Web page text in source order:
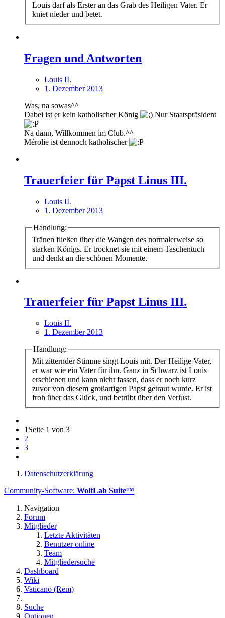
Louis darf als Erster an das Grab des Heiligen Vater. Er
kniet nieder und betet.
Fragen und Antworten
Louis II.
1. Dezember 2013
Was, na sowas^^
Dabei ist er kein katholischer König
Nur Staatspräsident
Na dann, Willkommen im Club.^^
Mérolie ist dennoch katholischer
Trauerfeier für Papst Linus III.
Louis II.
1. Dezember 2013
Handlung:
Tränen fließen über die Wangen des normalerweise so
starken Königs. Er trocknet sie mit einem Taschentuch
und denkt an die schönen Momente.
Trauerfeier für Papst Linus III.
Louis II.
1. Dezember 2013
Handlung:
Mit zitternder Stimme singt Louis mit. Der Heilige Vater,
er war wie ein Vater für ihn. Ganz in Schwarz ist Louis
erschienen und kann nicht fassen, dass er noch kurz
zuvor von diesem großartigen Papst getraut wurde. Er ist
froh über das Glück, und betrübt über den Verlust.
1 Seite 1 von 3
2
3
Datenschutzerklärung
Community-Software: WoltLab Suite™
Navigation
Forum
Mitglieder
Letzte Aktivitäten
Benutzer online
Team
Mitgliedersuche
Dashboard
Wiki
Vaticano (Rem)
Suche
Optionen